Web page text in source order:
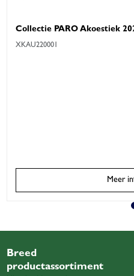
Collectie PARO Akoestiek
XKAU220001
Meer
Breed
productassortiment